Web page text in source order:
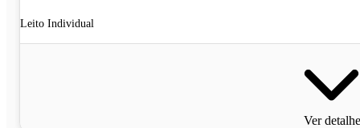
Leito Individual
Ver